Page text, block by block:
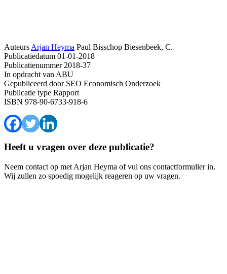
Auteurs Arjan Heyma Paul Bisschop Biesenbeek, C.
Publicatiedatum 01-01-2018
Publicatienummer2018-37
In opdracht van ABU
Gepubliceerd doorSEO Economisch Onderzoek
Publicatie type Rapport
ISBN 978-90-6733-918-6
Heeft u vragen over deze publicatie?
Neem contact op met Arjan Heyma of vul ons contactformulier in.
Wij zullen zo spoedig mogelijk reageren op uw vragen.